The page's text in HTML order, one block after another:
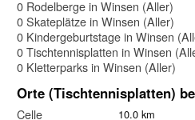
0 Rodelberge in Winsen (Aller)
0 Skateplätze in Winsen (Aller)
0 Kindergeburtstage in Winsen
0 Tischtennisplatten in Winsen
0 Kletterparks in Winsen (Aller)
Orte (Tischtennisplatten)
Celle 10.0 km